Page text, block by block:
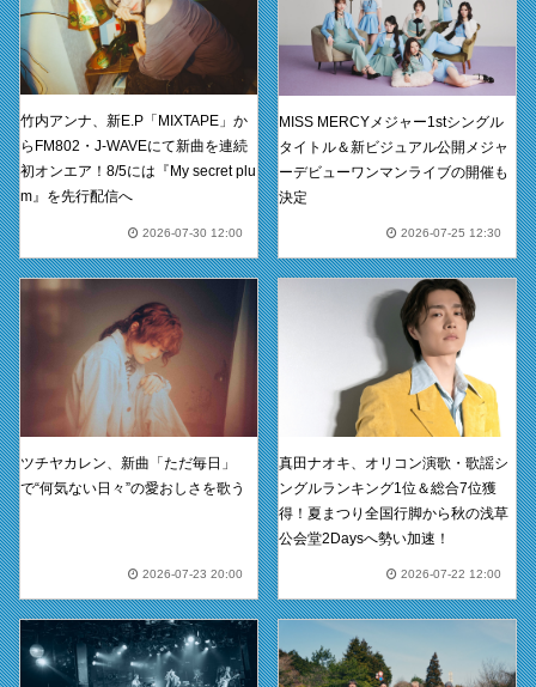
竹内アンナ、新E.P「MIXTAPE」か
らFM802・J-WAVEにて新曲を連続
初オンエア！8/5には『My secret plu
m』を先行配信へ
2026-07-30 12:00
MISS MERCYメジャー1stシングル
タイトル＆新ビジュアル公開メジャ
ーデビューワンマンライブの開催も
決定
2026-07-25 12:30
ツチヤカレン、新曲「ただ毎日」
で“何気ない日々”の愛おしさを歌う
2026-07-23 20:00
真田ナオキ、オリコン演歌・歌謡シ
ングルランキング1位＆総合7位獲
得！夏まつり全国行脚から秋の浅草
公会堂2Daysへ勢い加速！
2026-07-22 12:00